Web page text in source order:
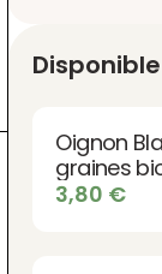
Oignon
graines
3,80 €